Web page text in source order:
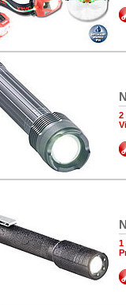
2
1